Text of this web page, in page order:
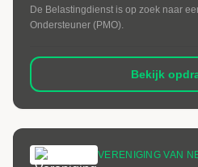
De Belastingdienst is op zoek naar
Ondersteuner (PMO).
Bekijk
VERENIGING VAN